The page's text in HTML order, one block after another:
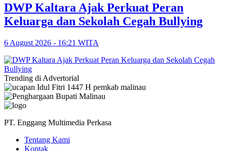
DWP Kaltara Ajak Perkuat Peran
Keluarga dan Sekolah Cegah Bullying
6 August 2026 - 16:21 WITA
Trending di Advertorial
PT. Enggang Multimedia Perkasa
Tentang Kami
Kontak